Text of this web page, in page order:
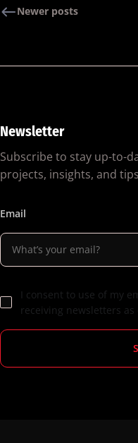
Newer posts
Newsletter
Subscribe to stay up-to-
projects, insights, and
Email
I consent to use of my
receiving newsletters